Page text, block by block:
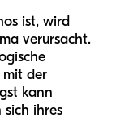
ist, wird
verursacht.
mit der
kann
sich ihres